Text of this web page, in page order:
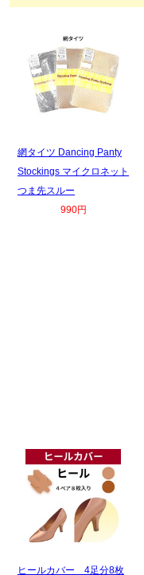
網タイツ Dancing Panty
Stockings マイクロネット
つま先スルー
990円
ヒールカバー 4足分8枚